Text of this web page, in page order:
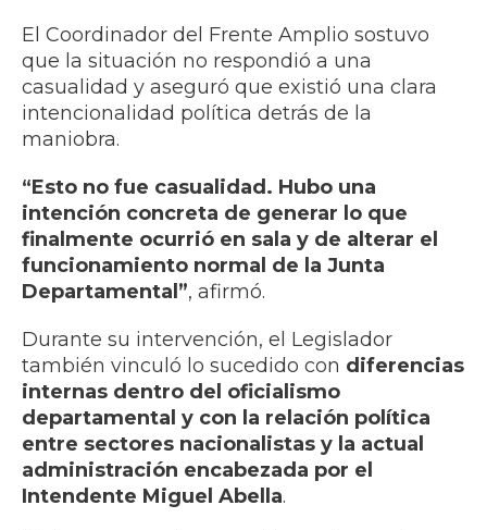
El Coordinador del Frente Amplio sostuvo
que la situación no respondió a una
casualidad y aseguró que existió una clara
intencionalidad política detrás de la
maniobra.
“Esto no fue casualidad. Hubo una
intención concreta de generar lo que
finalmente ocurrió en sala y de alterar el
funcionamiento normal de la Junta
Departamental”, afirmó.
Durante su intervención, el Legislador
también vinculó lo sucedido con diferencias
internas dentro del oficialismo
departamental y con la relación política
entre sectores nacionalistas y la actual
administración encabezada por el
Intendente Miguel Abella.